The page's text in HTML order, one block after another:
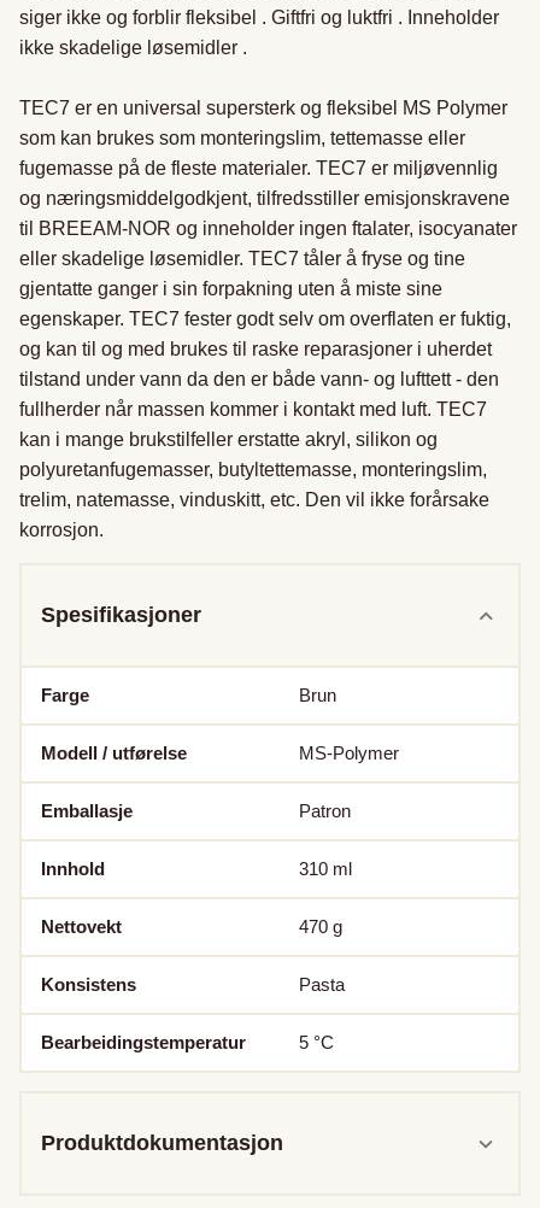
siger ikke og forblir fleksibel . Giftfri og luktfri . Inneholder
ikke skadelige løsemidler .
TEC7 er en universal supersterk og fleksibel MS Polymer
som kan brukes som monteringslim, tettemasse eller
fugemasse på de fleste materialer. TEC7 er miljøvennlig
og næringsmiddelgodkjent, tilfredsstiller emisjonskravene
til BREEAM-NOR og inneholder ingen ftalater, isocyanater
eller skadelige løsemidler. TEC7 tåler å fryse og tine
gjentatte ganger i sin forpakning uten å miste sine
egenskaper. TEC7 fester godt selv om overflaten er fuktig,
og kan til og med brukes til raske reparasjoner i uherdet
tilstand under vann da den er både vann- og lufttett - den
fullherder når massen kommer i kontakt med luft. TEC7
kan i mange brukstilfeller erstatte akryl, silikon og
polyuretanfugemasser, butyltettemasse, monteringslim,
trelim, natemasse, vinduskitt, etc. Den vil ikke forårsake
korrosjon.
Spesifikasjoner
Farge Brun
Modell / utførelse MS-Polymer
Emballasje Patron
Innhold 310 ml
Nettovekt 470 g
Konsistens Pasta
Bearbeidingstemperatur 5 °C
Produktdokumentasjon